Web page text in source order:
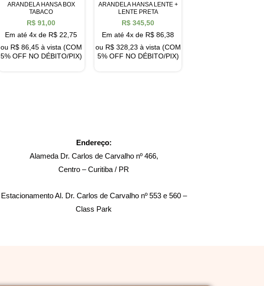
ARANDELA HANSA BOX
TABACO
R$ 91,00
Em até 4x de R$ 22,75
ou R$86,45 à vista (COM
5% OFF NO DÉBITO/PIX)
ARANDELA HANSA LENTE +
LENTE PRETA
R$ 345,50
Em até 4x de R$ 86,38
ou R$328,23 à vista (COM
5% OFF NO DÉBITO/PIX)
Endereço:
Alameda Dr. Carlos de Carvalho nº 466,
Centro – Curitiba / PR
Estacionamento Al. Dr. Carlos de Carvalho nº 553 e 560 –
Class Park